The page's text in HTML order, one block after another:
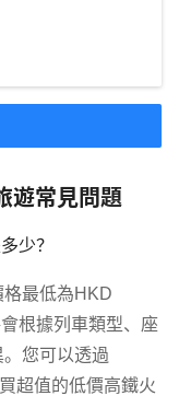
遊常見問題
少？
最低為HKD
根據列車類型、座
超值的低價高鐵火